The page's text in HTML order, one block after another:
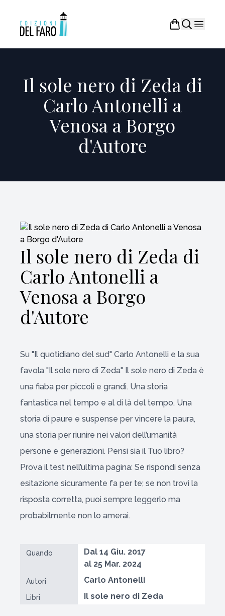
Il sole nero di Zeda di
Carlo Antonelli a
Venosa a Borgo
d'Autore
Il sole nero di Zeda di
Carlo Antonelli a
Venosa a Borgo
d'Autore
Su "Il quotidiano del sud" Carlo Antonelli e la sua
favola "Il sole nero di Zeda" Il sole nero di Zeda è
una fiaba per piccoli e grandi. Una storia
fantastica nel tempo e al di là del tempo. Una
storia di paure e suspense per vincere la paura,
una storia per riunire nei valori dell’umanità
persone e generazioni. Pensi sia il Tuo libro?
Prova il test nell’ultima pagina: Se rispondi senza
esitazione sicuramente fa per te; se non trovi la
risposta corretta, puoi sempre leggerlo ma
probabilmente non lo amerai.
Quando
Dal 14 Giu. 2017
al 25 Mar. 2024
Autori Carlo Antonelli
Libri Il sole nero di Zeda